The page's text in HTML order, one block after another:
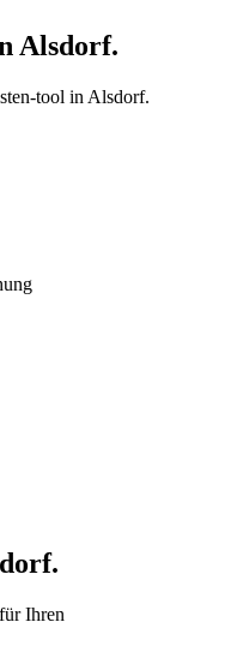
Alsdorf.
tool in Alsdorf.
Ihren